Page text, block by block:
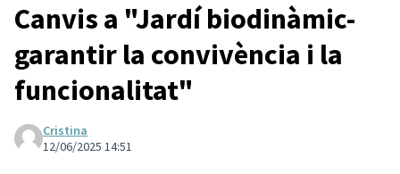
Canvis a "Jardí biodinàmic-
garantir la convivència i la
funcionalitat"
Cristina
12/06/2025 14:51